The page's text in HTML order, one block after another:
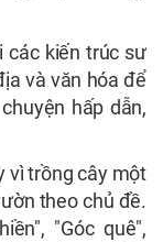
các kiến trúc sư
và văn hóa để
hấp dẫn,
vì trồng cây một
theo chủ đề.
"Góc quê",